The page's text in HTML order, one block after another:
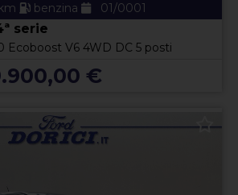
benzina 01/0001
serie
Ecoboost V6 4WD DC 5 posti
€